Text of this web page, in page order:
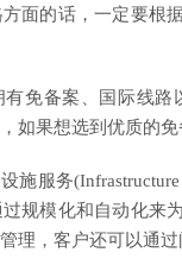
面的话，一定要根
有免备案、国际线
如果想选到优质的
施服务
规模化和自动化来
理，客户还可以通